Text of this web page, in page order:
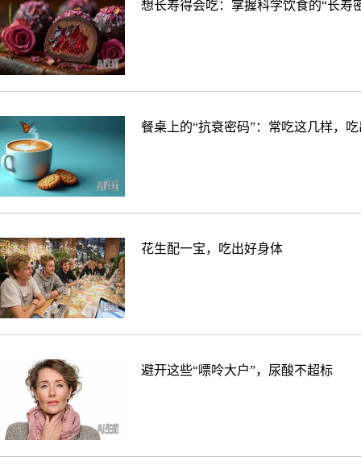
想长寿得会吃：掌握科学饮食的“长寿
餐桌上的“抗衰密码”：常吃这几样，
花生配一宝，吃出好身体
避开这些“嘌呤大户”，尿酸不超标